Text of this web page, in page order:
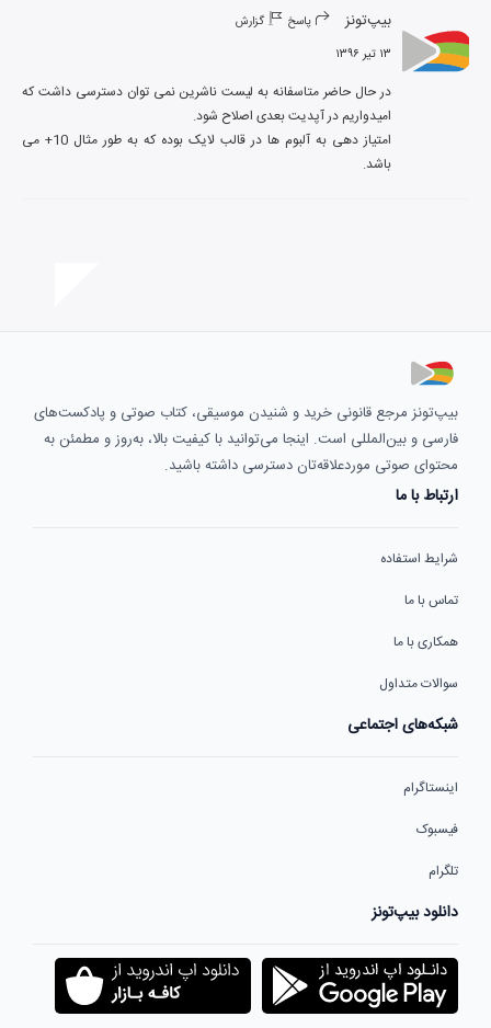
بیپ‌تونز پاسخ گزارش
۱۳ تیر ۱۳۹۶
در حال حاضر متاسفانه به لیست ناشرین نمی توان دسترسی داشت که
باشد.
بیپ‌تونز مرجع قانونی خرید و شنیدن موسیقی، کتاب صوتی و پادکست‌های
فارسی و بین‌المللی است. اینجا می‌توانید با کیفیت بالا، به‌روز و مطمئن به
محتوای صوتی موردعلاقه‌تان دسترسی داشته باشید.
ارتباط با ما
شرایط استفاده
تماس با ما
همکاری با ما
سوالات متداول
شبکه‌های اجتماعی
اینستاگرام
فیسبوک
تلگرام
دانلود بیپ‌تونز